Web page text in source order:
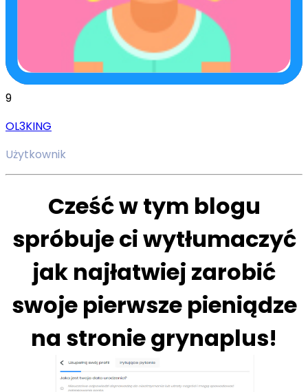
9
OL3KING
Użytkownik
Cześć w tym blogu
spróbuje ci wytłumaczyć
jak najłatwiej zarobić
swoje pierwsze pieniądze
na stroniegrynaplus!